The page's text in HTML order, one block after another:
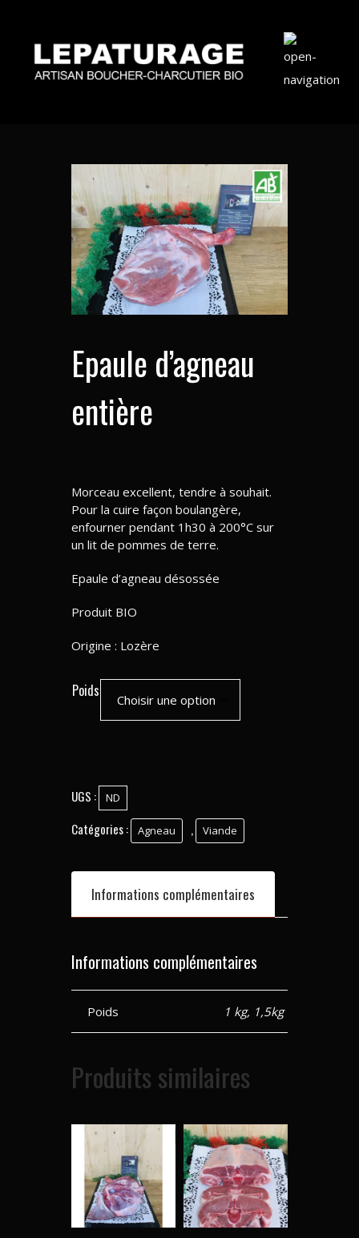
Epaule d’agneau
entière
Morceau excellent, tendre à souhait.
Pour la cuire façon boulangère,
enfourner pendant 1h30 à 200°C sur
un lit de pommes de terre.
Epaule d’agneau désossée
Produit BIO
Origine : Lozère
Poids
UGS : ND
Catégories : Agneau , Viande
Informations complémentaires
Informations complémentaires
Poids 1 kg, 1,5kg
Produits similaires